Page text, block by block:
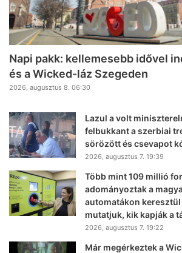
Napi pakk: kellemesebb idővel
és a Wicked-láz Szegeden
2026, augusztus 8. 06:30
Lazul a volt
felbukkant a szerbiai
sörözött és csevapot
2026, augusztus 7. 19:39
Több mint 109 millió
adományoztak a
automatákon keresztül
mutatjuk, kik kapják a
2026, augusztus 7. 19:22
Már megérkeztek a